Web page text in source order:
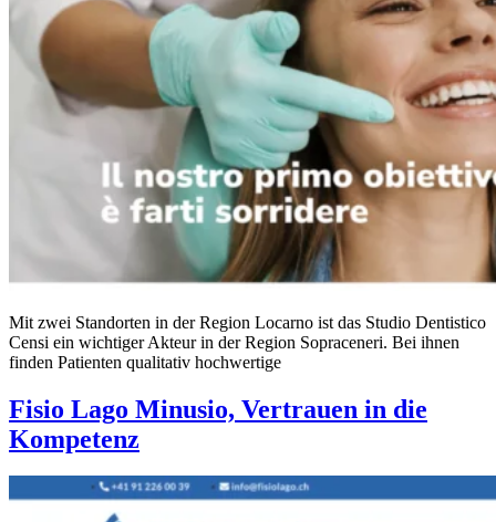
Mit zwei Standorten in der Region Locarno ist das Studio Dentistico
Censi ein wichtiger Akteur in der Region Sopraceneri. Bei ihnen
finden Patienten qualitativ hochwertige
Fisio Lago Minusio, Vertrauen in die
Kompetenz